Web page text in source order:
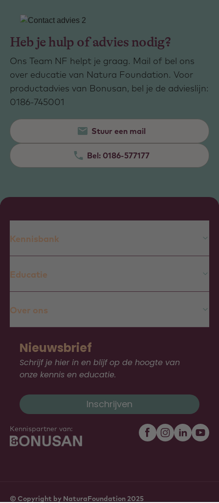
Heb je hulp of advies nodig?
Ons Team NF helpt je graag. Mail of bel ons
over educatie van Natura Foundation. Voor
productadvies van Bonusan, bel je de advieslijn:
0186-745001
Stuur een mail
Bel: 0186-577177
Kennisbank
Educatie
Over ons
Nieuwsbrief
Schrijf je hier in en blijf op de hoogte van
onze kennis en educatie.
Inschrijven
Kennispartner van:
© Copyright by NaturaFoundation 2025